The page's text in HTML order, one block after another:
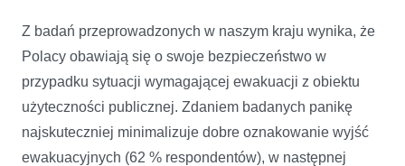
Z badań przeprowadzonych w naszym kraju wynika, że
Polacy obawiają się o swoje bezpieczeństwo w
przypadku sytuacji wymagającej ewakuacji z obiektu
użyteczności publicznej. Zdaniem badanych panikę
najskuteczniej minimalizuje dobre oznakowanie wyjść
ewakuacyjnych (62 % respondentów), w następnej